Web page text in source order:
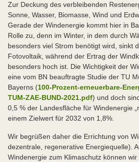
Zur Deckung des verbleibenden
Sonne, Wasser, Biomasse, Wind und
Gerade der Windenergie kommt hier in
Rolle zu, denn im Winter, in dem durch
besonders viel Strom benötigt wird, sinkt
Fotovoltaik, während der Ertrag der
besonders hoch ist. Die Wichtigkeit der
eine vom BN beauftragte Studie der TU
Bayerns (100-Prozent-erneuerbare-
TUM-ZAE-BUND-2021.pdf) und doch
0,5 % der Landesfläche für Windenergie
einem Zielwert für 2032 von 1,8%.
Wir begrüßen daher die Errichtung von
dezentrale, regenerative Energiequelle).
Windenergie zum Klimaschutz können